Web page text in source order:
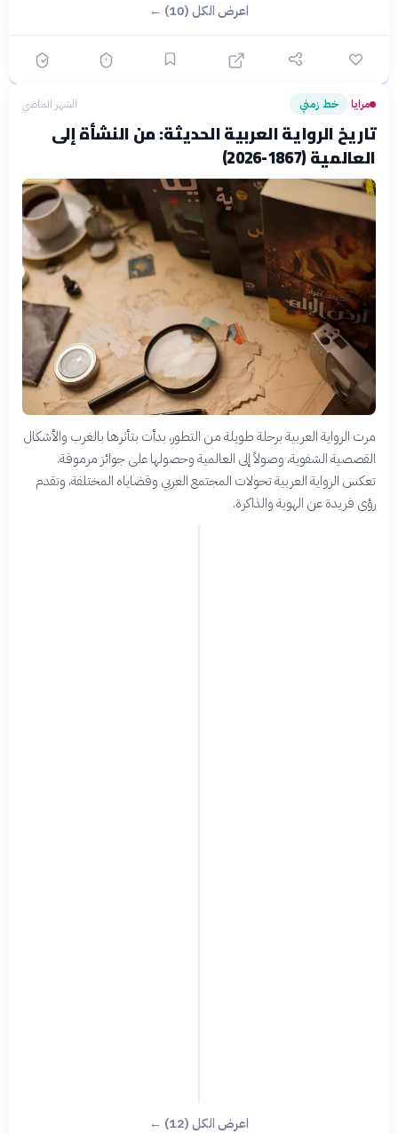
اعرض الكل (10) ←
مرايا› خط زمني الشهر الماضي
تاريخ الرواية العربية الحديثة: من النشأة إلى
العالمية (1867-2026)
مرت الرواية العربية برحلة طويلة من التطور، بدأت بتأثرها بالغرب والأشكال
القصصية الشفوية، وصولاً إلى العالمية وحصولها على جوائز مرموقة.
تعكس الرواية العربية تحولات المجتمع العربي وقضاياه المختلفة، وتقدم
رؤى فريدة عن الهوية والذاكرة.
اعرض الكل (12) ←